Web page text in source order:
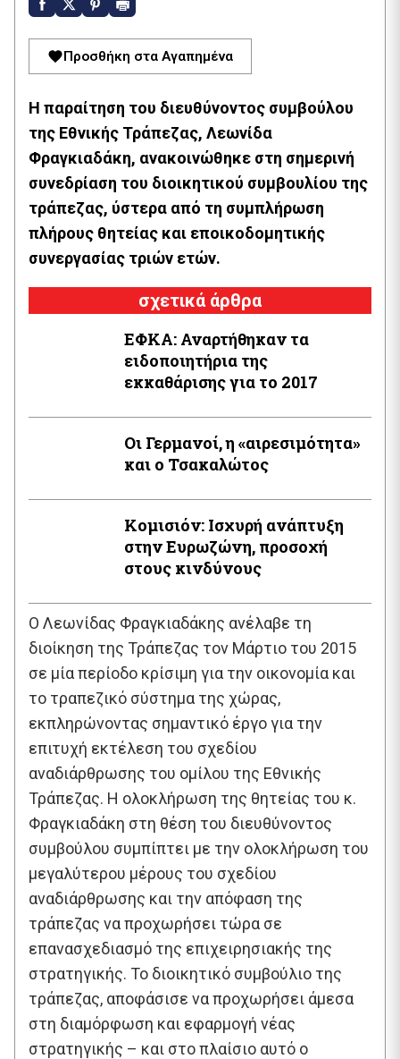
Προσθήκη στα Αγαπημένα
H παραίτηση του διευθύνοντος συμβούλου
της Εθνικής Τράπεζας, Λεωνίδα
Φραγκιαδάκη, ανακοινώθηκε στη σημερινή
συνεδρίαση του διοικητικού συμβουλίου της
τράπεζας, ύστερα από τη συμπλήρωση
πλήρους θητείας και εποικοδομητικής
συνεργασίας τριών ετών.
σχετικά άρθρα
ΕΦΚΑ: Αναρτήθηκαν τα
ειδοποιητήρια της
εκκαθάρισης για το 2017
Oι Γερμανοί, η «αιρεσιμότητα»
και ο Τσακαλώτος
Κομισιόν: Ισχυρή ανάπτυξη
στην Ευρωζώνη, προσοχή
στους κινδύνους
Ο Λεωνίδας Φραγκιαδάκης ανέλαβε τη
διοίκηση της Τράπεζας τον Μάρτιο του 2015
σε μία περίοδο κρίσιμη για την οικονομία και
το τραπεζικό σύστημα της χώρας,
εκπληρώνοντας σημαντικό έργο για την
επιτυχή εκτέλεση του σχεδίου
αναδιάρθρωσης του ομίλου της Εθνικής
Τράπεζας. Η ολοκλήρωση της θητείας του κ.
Φραγκιαδάκη στη θέση του διευθύνοντος
συμβούλου συμπίπτει με την ολοκλήρωση του
μεγαλύτερου μέρους του σχεδίου
αναδιάρθρωσης και την απόφαση της
τράπεζας να προχωρήσει τώρα σε
επανασχεδιασμό της επιχειρησιακής της
στρατηγικής. Το διοικητικό συμβούλιο της
τράπεζας, αποφάσισε να προχωρήσει άμεσα
στη διαμόρφωση και εφαρμογή νέας
στρατηγικής – και στο πλαίσιο αυτό ο